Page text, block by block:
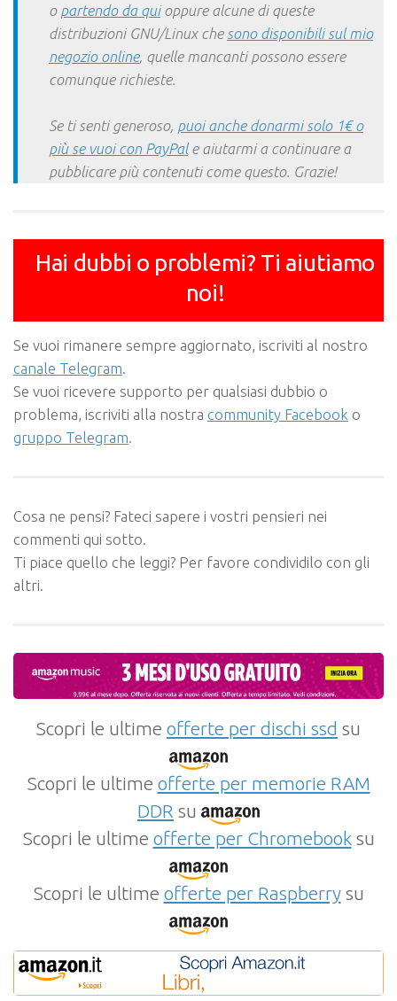
o partendo da quioppure alcune di queste
distribuzioni GNU/Linux che sono disponibili sul mio
negozio online, quelle mancanti possono essere
comunque richieste.
Se ti senti generoso, puoi anche donarmi solo 1€ o
più se vuoi con PayPale aiutarmi a continuare a
pubblicare più contenuti come questo. Grazie!
Hai dubbi o problemi? Ti aiutiamo
noi!
Se vuoi rimanere sempre aggiornato, iscriviti al nostro
canale Telegram.
Se vuoi ricevere supporto per qualsiasi dubbio o
problema, iscriviti alla nostra community Facebook o
gruppo Telegram.
Cosa ne pensi? Fateci sapere i vostri pensieri nei
commenti qui sotto.
Ti piace quello che leggi? Per favore condividilo con gli
altri.
Scopri le ultime offerte per dischi ssd su
Scopri le ultime offerte per memorie RAM
DDR su
Scopri le ultime offerte per Chromebooksu
Scopri le ultime offerte per Raspberrysu